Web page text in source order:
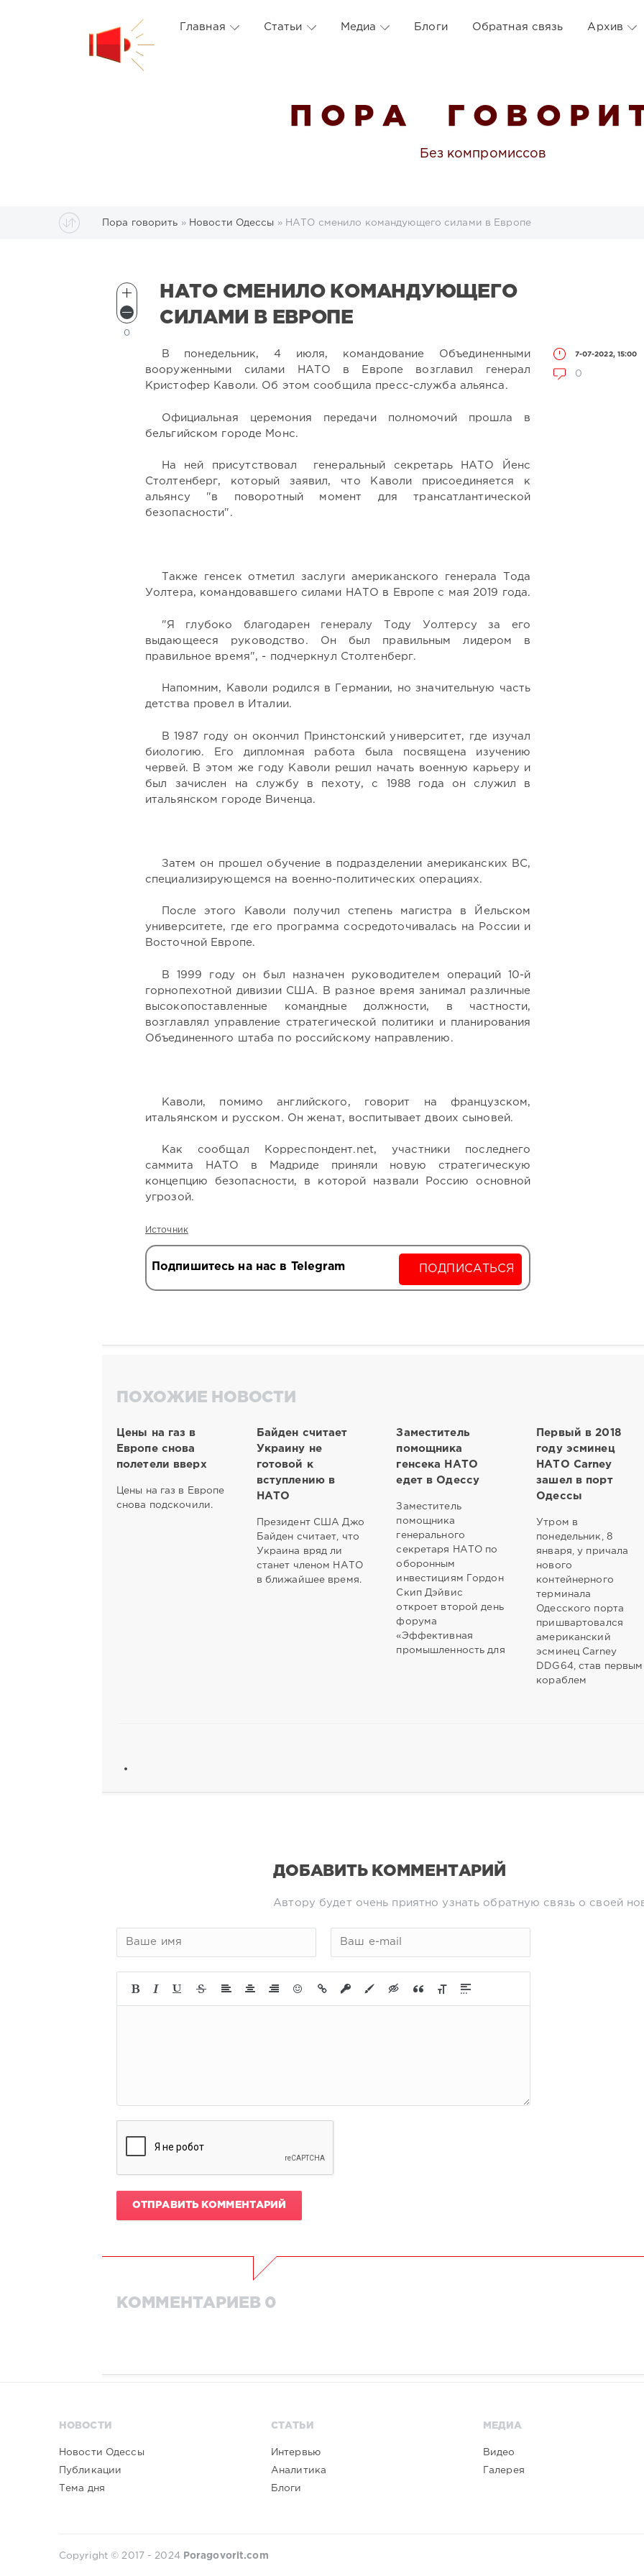
Главная Статьи Медиа Блоги Обратная связь Архив
П О Р А Г О В О Р И
Без компромиссов
Пора говорить » Новости Одессы » НАТО сменило командующего силами в Европе
НАТО СМЕНИЛО КОМАНДУЮЩЕГО
СИЛАМИ В ЕВРОПЕ
7-07-2022, 15:00
0
0
В понедельник, 4 июля, командование Объединенными
вооруженными силами НАТО в Европе возглавил генерал
Кристофер Каволи. Об этом сообщила пресс-служба альянса.
Официальная церемония передачи полномочий прошла в
бельгийском городе Монс.
На ней присутствовал генеральный секретарь НАТО Йенс
Столтенберг, который заявил, что Каволи присоединяется к
альянсу "в поворотный момент для трансатлантической
безопасности".
Также генсек отметил заслуги американского генерала Тода
Уолтера, командовавшего силами НАТО в Европе с мая 2019 года.
"Я глубоко благодарен генералу Тоду Уолтерсу за его
выдающееся руководство. Он был правильным лидером в
правильное время", - подчеркнул Столтенберг.
Напомним, Каволи родился в Германии, но значительную часть
детства провел в Италии.
В 1987 году он окончил Принстонский университет, где изучал
биологию. Его дипломная работа была посвящена изучению
червей. В этом же году Каволи решил начать военную карьеру и
был зачислен на службу в пехоту, с 1988 года он служил в
итальянском городе Виченца.
Затем он прошел обучение в подразделении американских ВС,
специализирующемся на военно-политических операциях.
После этого Каволи получил степень магистра в Йельском
университете, где его программа сосредоточивалась на России и
Восточной Европе.
В 1999 году он был назначен руководителем операций 10-й
горнопехотной дивизии США. В разное время занимал различные
высокопоставленные командные должности, в частности,
возглавлял управление стратегической политики и планирования
Объединенного штаба по российскому направлению.
Каволи, помимо английского, говорит на французском,
итальянском и русском. Он женат, воспитывает двоих сыновей.
Как сообщал Корреспондент.net, участники последнего
саммита НАТО в Мадриде приняли новую стратегическую
концепцию безопасности, в которой назвали Россию основной
угрозой.
Источник
Подпишитесь на нас в Telegram ПОДПИСАТЬСЯ
ПОХОЖИЕ НОВОСТИ
Цены на газ в
Европе снова
полетели вверх
Цены на газ в Европе
снова подскочили.
Байден считает
Украину не
готовой к
вступлению в
НАТО
Президент США Джо
Байден считает, что
Украина вряд ли
станет членом НАТО
в ближайшее время.
Заместитель
помощника
генсека НАТО
едет в Одессу
Заместитель
помощника
генерального
секретаря НАТО по
оборонным
инвестициям Гордон
Скип Дэйвис
откроет второй день
форума
«Эффективная
промышленность для
Первый в 2018
году эсминец
НАТО Carney
зашел в порт
Одессы
Утром в
понедельник, 8
января, у причала
нового
контейнерного
терминала
Одесского порта
пришвартовался
американский
эсминец Carney
DDG64, став первым
кораблем
ДОБАВИТЬ КОММЕНТАРИЙ
Автору будет очень приятно узнать обратную связь о своей
ОТПРАВИТЬ КОММЕНТАРИЙ
КОММЕНТАРИЕВ 0
НОВОСТИ
Новости Одессы
Публикации
Тема дня
СТАТЬИ
Интервью
Аналитика
Блоги
МЕДИА
Видео
Галерея
Copyright © 2017 - 2024 Poragovorit.com